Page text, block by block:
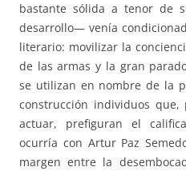
bastante sólida a tenor de
desarrollo— venía
literario: movilizar la
de las armas y la gran
se utilizan en nombre de la
construcción individuos
actuar, prefiguran el
ocurría con Artur Paz
margen entre la